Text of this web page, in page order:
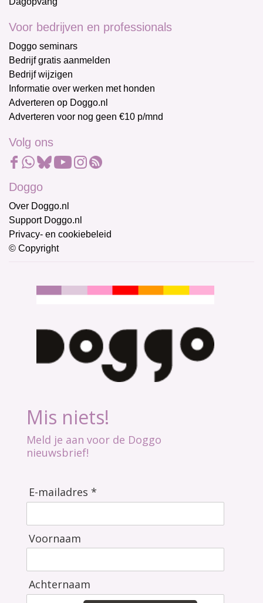
Voor bedrijven en professionals
Doggo seminars
Bedrijf gratis aanmelden
Bedrijf wijzigen
Informatie over werken met honden
Adverteren op Doggo.nl
Adverteren voor nog geen €10 p/mnd
Volg ons
Doggo
Over Doggo.nl
Support Doggo.nl
Privacy- en cookiebeleid
© Copyright
Mis niets!
Meld je aan voor de Doggo
nieuwsbrief!
E-mailadres *
Voornaam
Achternaam